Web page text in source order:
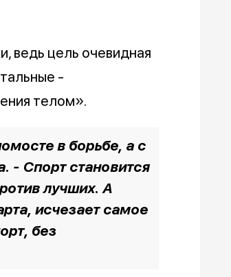
ведь цель очевидная
-
телом».
в борьбе, а с
- Спорт становится
лучших. А
исчезает самое
без